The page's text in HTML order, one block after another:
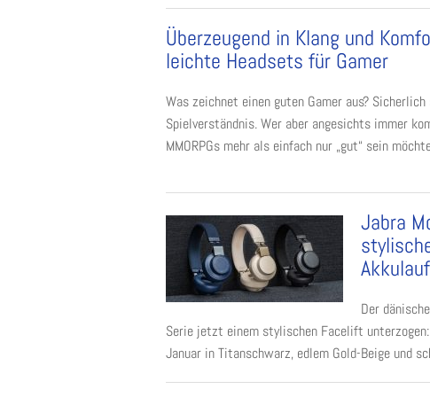
Überzeugend in Klang und
leichte Headsets für Gamer
Was zeichnet einen guten Gamer aus?
Spielverständnis. Wer aber angesichts immer
MMORPGs mehr als einfach nur „gut“ sein
Jabra
Der
Serie jetzt einem stylischen Facelift
Januar in Titanschwarz, edlem Gold-Beige und